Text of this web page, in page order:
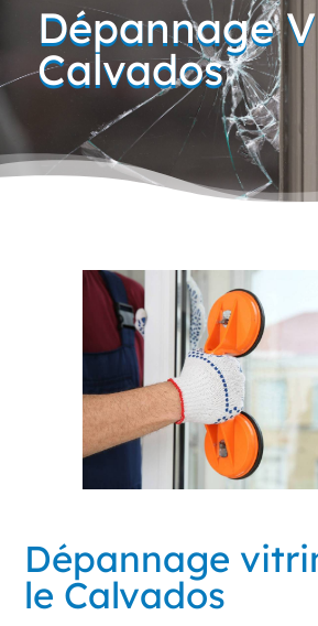
Dépannage
Calvados
Dépannage
le Calvados